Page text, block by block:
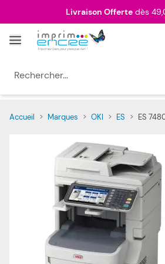
Livraison Offertedès
Menu
Accueil > Marques > OKI > ES > ES